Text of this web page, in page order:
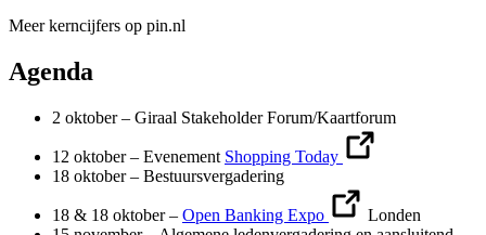
Meer kerncijfers op pin.nl
Agenda
2 oktober – Giraal Stakeholder Forum/Kaartforum
12 oktober – Evenement Shopping Today
18 oktober – Bestuursvergadering
18 & 18 oktober – Open Banking Expo
Londen